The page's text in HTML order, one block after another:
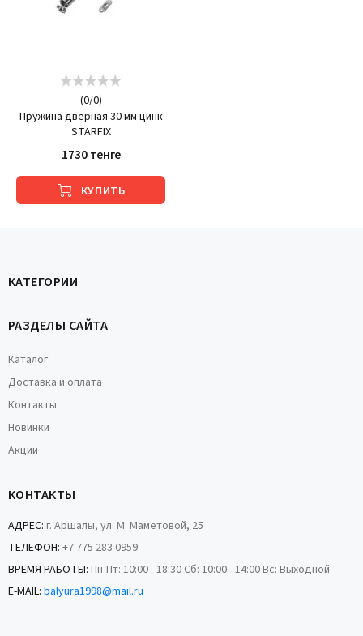
(0/0)
Пружина дверная 30 мм цинк
STARFIX
1730 тенге
КУПИТЬ
КАТЕГОРИИ
РАЗДЕЛЫ САЙТА
Каталог
Доставка и оплата
Контакты
Новинки
Акции
КОНТАКТЫ
АДРЕС: г. Аршалы, ул. М. Маметовой, 25
ТЕЛЕФОН: +7 775 283 0959
ВРЕМЯ РАБОТЫ: Пн-Пт: 10:00 - 18:30 Сб: 10:00 - 14:00 Вс: Выходной
E-MAIL: balyura1998@mail.ru